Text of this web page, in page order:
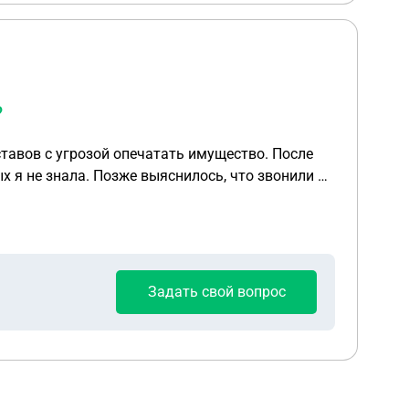
с угрозой опечатать имущество. После
не знала. Позже выяснилось, что звонили не
которая сталкивалась с такой же
могу ли я
Знакомый обязался все выплатить,
Задать свой вопрос